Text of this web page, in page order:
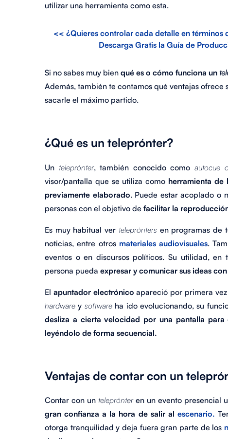
utilizar una herramienta como esta.
<< ¿Quieres controlar cada detalle en
Descarga Gratis la Guía de
Si no sabes muy bien qué es o cómo funciona un
Además, también te contamos qué ventajas ofrece
sacarle el máximo partido.
¿Qué es un teleprónter?
Un teleprónter, también conocido como autocue
visor/pantalla que se utiliza como herramienta de
previamente elaborado. Puede estar acoplado o
personas con el objetivo de facilitar la
Es muy habitual ver teleprónters en programas de
noticias, entre otros materiales audiovisuales.
eventos o en discursos políticos. Su utilidad,
persona pueda expresar y comunicar sus ideas
El apuntador electrónico apareció por primera vez
hardware y softwareha ido evolucionando, su
desliza a cierta velocidad por una pantalla
leyéndolo de forma secuencial.
Ventajas de contar con un
Contar con un teleprónteren un evento presencial u
gran confianza a la hora de salir al escenario.
otorga tranquilidad y deja fuera gran parte de los